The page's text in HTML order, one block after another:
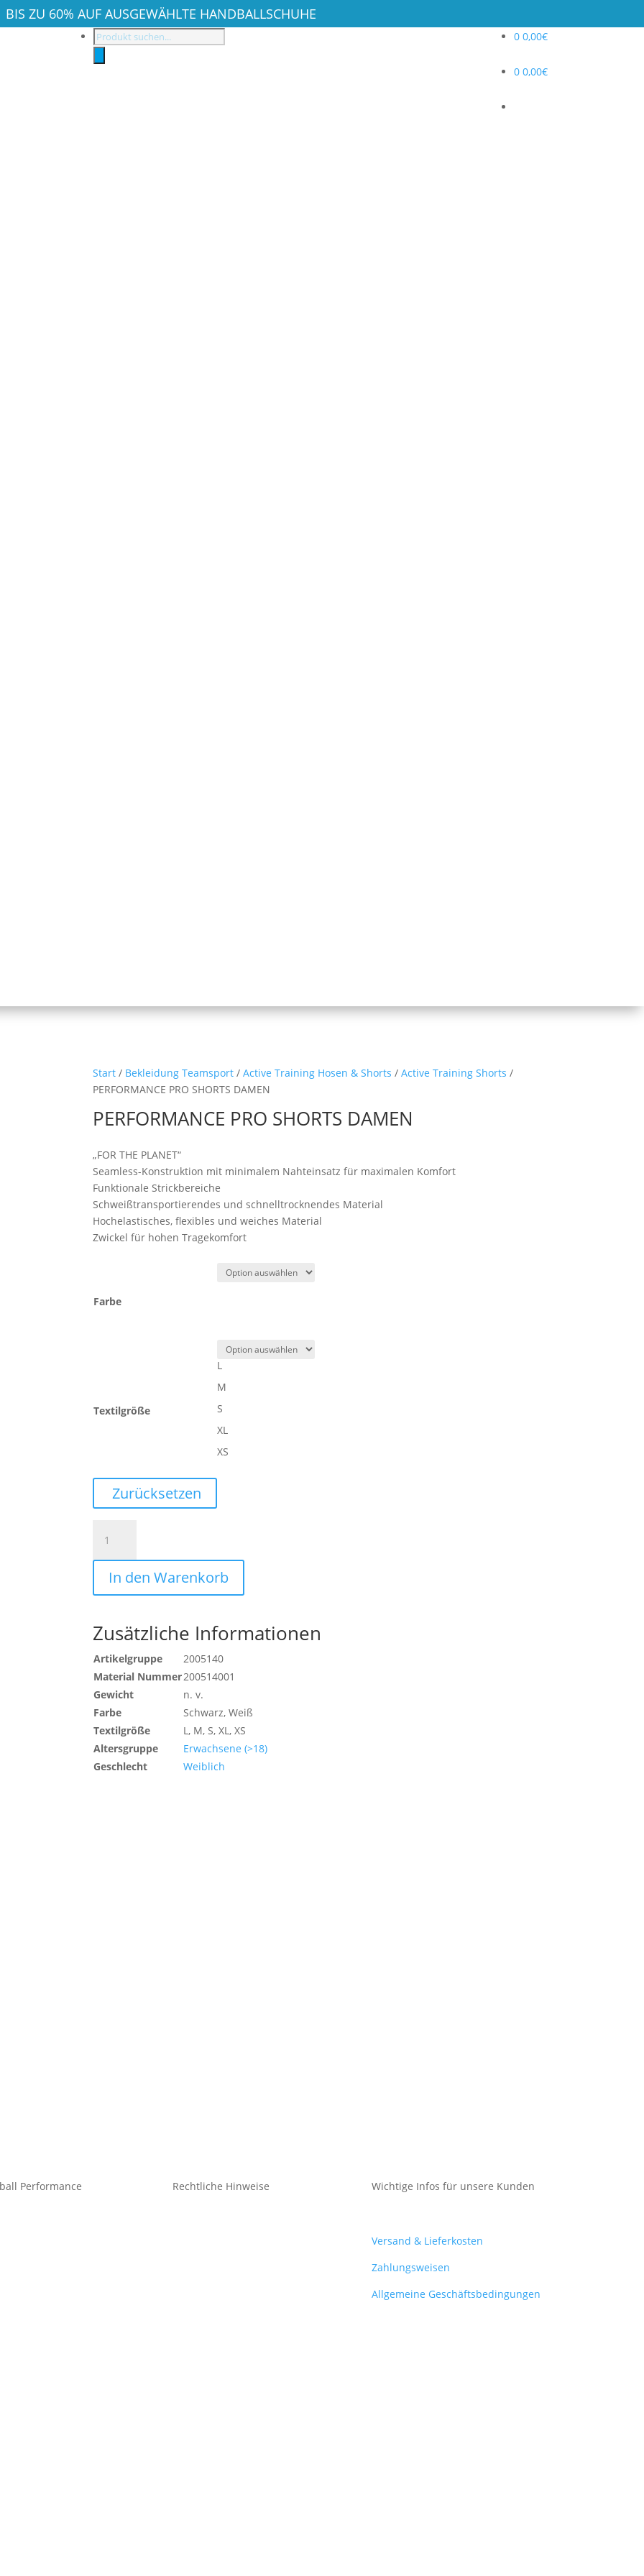
BIS ZU 60% AUF AUSGEWÄHLTE HANDBALLSCHUHE
Products
0 0,00€
0 0,00€
Start / Bekleidung Teamsport /Active Training Hosen & Shorts /Active Training Shorts /
PERFORMANCE PRO SHORTS DAMEN
PERFORMANCE PRO SHORTS DAMEN
„FOR THE PLANET“
Seamless-Konstruktion mit minimalem Nahteinsatz für maximalen Komfort
Funktionale Strickbereiche
Schweißtransportierendes und schnelltrocknendes Material
Hochelastisches, flexibles und weiches Material
Zwickel für hohen Tragekomfort
Farbe
Textilgröße
L
M
S
XL
XS
Zurücksetzen
PRO
SHORTS
DAMEN
Menge
In den Warenkorb
Zusätzliche Informationen
Artikelgruppe
2005140
Material Nummer200514001
Gewicht
n. v.
Farbe
Schwarz, Weiß
Textilgröße
L, M, S, XL, XS
Altersgruppe
Erwachsene (>18)
Geschlecht
Weiblich
Performance Rechtliche Hinweise Wichtige Infos für unsere Kunden
Versand & Lieferkosten
Zahlungsweisen
Allgemeine Geschäftsbedingungen